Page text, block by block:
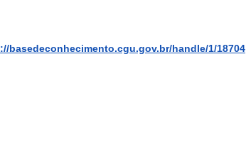
basedeconhecimento.cgu.gov.br/handle/1/18704